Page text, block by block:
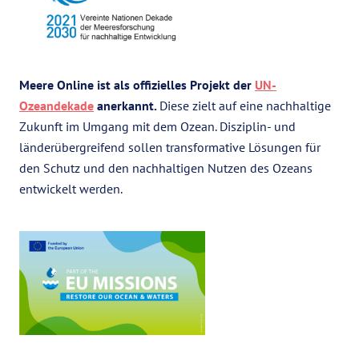
Meere Online ist als offizielles Projekt der UN-
Ozeandekade anerkannt. Diese zielt auf eine nachhaltige
Zukunft im Umgang mit dem Ozean. Disziplin- und
länderübergreifend sollen transformative Lösungen für
den Schutz und den nachhaltigen Nutzen des Ozeans
entwickelt werden.